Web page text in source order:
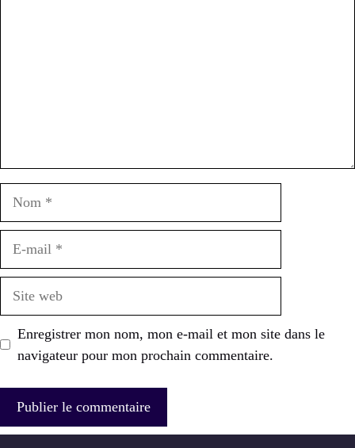
Enregistrer mon nom, mon e-mail et mon site dans le
navigateur pour mon prochain commentaire.